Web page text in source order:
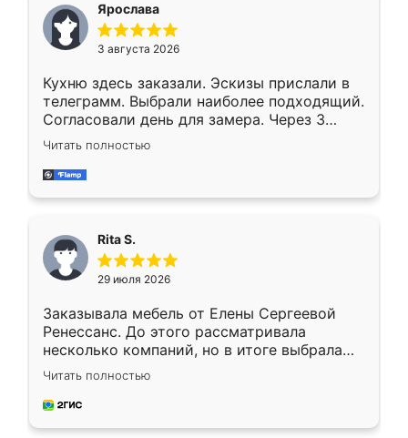
Ярослава
3 августа 2026
Кухню здесь заказали. Эскизы прислали в
телеграмм. Выбрали наиболее подходящий.
Согласовали день для замера. Через 3
недели кухня была уже готова. Остались
довольны работой. Спасибо Ренессанс
мебель за качественную работу!
Читать полностью
Rita S.
29 июля 2026
Заказывала мебель от Елены Сергеевой
Ренессанс. До этого рассматривала
несколько компаний, но в итоге выбрала
эту. Сначала обговорили условия, потом
приехал замерщик, всё спокойно объяснил
и снял размеры. Изготовили в срок, с
Читать полностью